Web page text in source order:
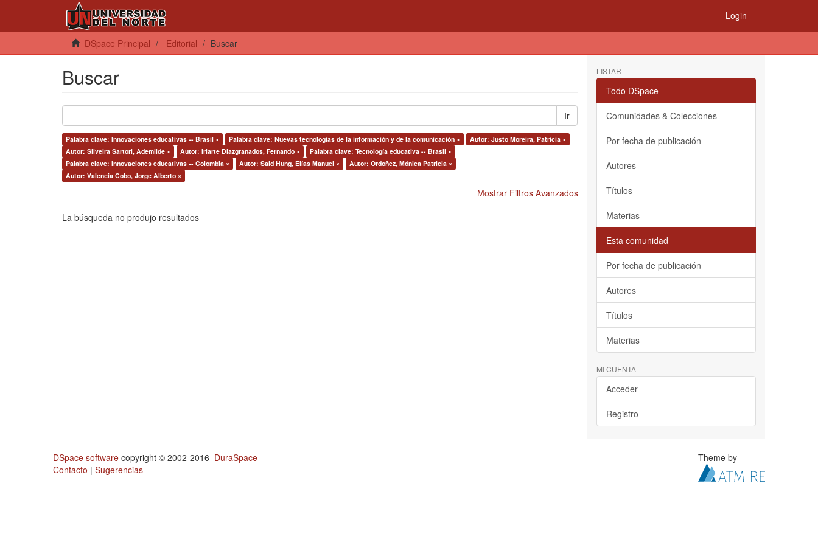
Login
DSpace Principal Editorial Buscar
Buscar
Ir
Palabra clave: Innovaciones educativas -- Brasil × Palabra clave: Nuevas tecnologías de la información y de la comunicación ×
Autor: Justo Moreira, Patricia ×
Autor: Silveira Sartori, Ademilde ×
Autor: Iriarte Diazgranados, Fernando ×
Palabra clave: Tecnología educativa -- Brasil ×
Palabra clave: Innovaciones educativas -- Colombia ×
Autor: Said Hung, Elías Manuel ×
Autor: Ordoñez, Mónica Patricia ×
Autor: Valencia Cobo, Jorge Alberto ×
Mostrar Filtros Avanzados
La búsqueda no produjo resultados
LISTAR
Todo DSpace
Comunidades & Colecciones
Por fecha de publicación
Autores
Títulos
Materias
Esta comunidad
Por fecha de publicación
Autores
Títulos
Materias
MI CUENTA
Acceder
Registro
DSpace software copyright © 2002-2016 DuraSpace
Contacto | Sugerencias
Theme by